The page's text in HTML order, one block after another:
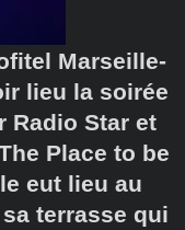
Marseille-
lieu la soirée
Radio Star et
Place to be
eut lieu au
terrasse qui